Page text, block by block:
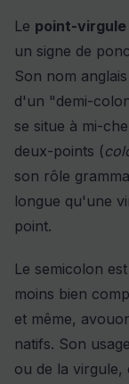
Le point-virgule
un signe de
Son nom
d'un "demi-
se situe à mi-
deux-points (
son rôle
longue qu'une
point.
Le semicolon
moins bien
et même,
natifs. Son
ou de la